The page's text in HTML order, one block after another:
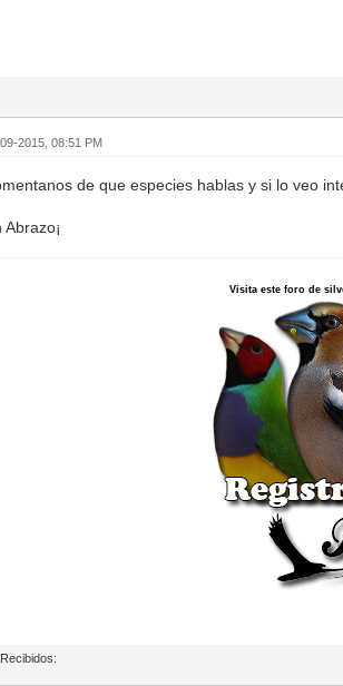
2015, 08:51 PM
de que especies hablas y si lo veo
Abrazo¡
Visita este foro de